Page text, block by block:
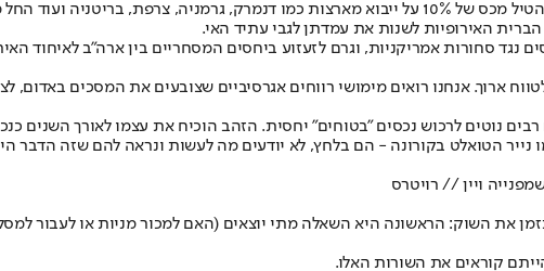
האירופיות לשנות את עמדתן לגבי עתיד האי.
סחורות אמריקניות, וגרם לזעזוע ביחסים המסחריים בין ארה״ב לאיחוד
ארוך. אנחנו רואים מימושי רווחים אגרסיביים שצובעים את המסכים
רבים נוטים לרכוש נכסים "בטוחים" יחסית. הזהב הוכיח את עצמו לאורך השנים
הטואלט בקורונה - הם בלחץ, לא יודעים מה לעשות ונראה להם שזה הדבר
ויין // רויטרס
את השוק: הראשונה היא השאלה מתי יוצאים (האם למכור מניות או לעבור
קוראים את השורות האלו.